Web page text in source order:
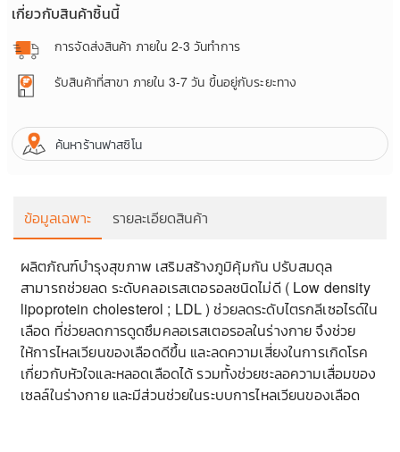
เกี่ยวกับสินค้าชิ้นนี้
การจัดส่งสินค้า ภายใน 2-3 วันทำการ
รับสินค้าที่สาขา ภายใน 3-7 วัน ขึ้นอยู่กับระยะทาง
ค้นหาร้านฟาสซิโน
ข้อมูลเฉพาะ รายละเอียดสินค้า
ผลิตภัณฑ์บำรุงสุขภาพ เสริมสร้างภูมิคุ้มกัน ปรับสมดุล
สามารถช่วยลด ระดับคลอเรสเตอรอลชนิดไม่ดี ( Low density
lipoprotein cholesterol ; LDL ) ช่วยลดระดับไตรกลีเซอไรด์ใน
เลือด ที่ช่วยลดการดูดซึมคลอเรสเตอรอลในร่างกาย จึงช่วย
ให้การไหลเวียนของเลือดดีขึ้น และลดความเสี่ยงในการเกิดโรค
เกี่ยวกับหัวใจและหลอดเลือดได้ รวมทั้งช่วยชะลอความเสื่อมของ
เซลล์ในร่างกาย และมีส่วนช่วยในระบบการไหลเวียนของเลือด